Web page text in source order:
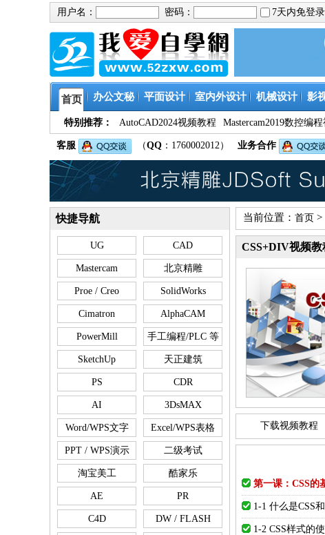
用户名： 密码： 7天内免登录
首页 办公文秘 平面设计 室内外设计 机械设计 影
特别推荐： AutoCAD2024视频教程 Mastercam2019数控编
客服 （QQ ：1760002012） 业务合作
快捷导航
UG CAD
Mastercam 北京精雕
Proe / Creo SolidWorks
Cimatron AlphaCAM
PowerMill 手工编程/PLC 等
SketchUp 天正建筑
PS CDR
AI 3DsMAX
Word/WPS文字 Excel/WPS表格
PPT / WPS演示 二级考试
淘宝美工 酷家乐
AE PR
C4D DW / FLASH
当前位置： 首页 >
CSS+DIV视频教
下载视频教程
第一课：CSS的
1-1 什么是CSS
1-2 CSS样式的